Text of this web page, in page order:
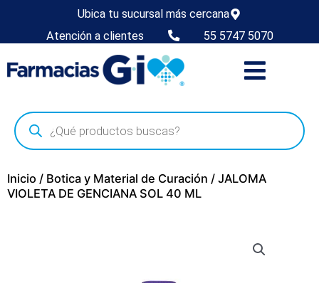
Ubica tu sucursal más cercana
Atención a clientes
55 5747 5070
Inicio / Botica y Material de Curación / JALOMA
VIOLETA DE GENCIANA SOL 40 ML